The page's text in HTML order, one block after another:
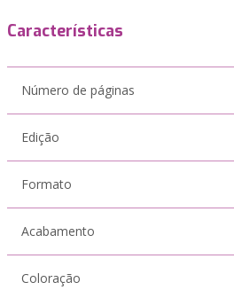
Características
Número de páginas
Edição
Formato
Acabamento
Coloração